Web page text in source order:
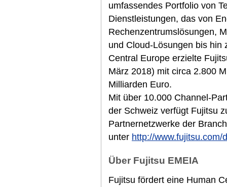
umfassendes Portfolio von
Dienstleistungen, das von
Rechenzentrumslösungen,
und Cloud-Lösungen bis hin
Central Europe erzielte
März 2018) mit circa 2.800
Milliarden Euro.
Mit über 10.000 Channel-
der Schweiz verfügt Fujitsu
Partnernetzwerke der
unter http://www.fujitsu.com/
Über Fujitsu EMEIA
Fujitsu fördert eine Human